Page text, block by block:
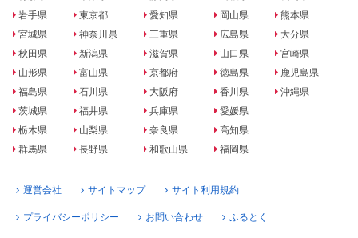
岩手県
宮城県
秋田県
山形県
福島県
茨城県
栃木県
群馬県
東京都
神奈川県
新潟県
富山県
石川県
福井県
山梨県
長野県
愛知県
三重県
滋賀県
京都府
大阪府
兵庫県
奈良県
和歌山県
岡山県
広島県
山口県
徳島県
香川県
愛媛県
高知県
福岡県
熊本県
大分県
宮崎県
鹿児島県
沖縄県
運営会社 サイトマップ サイト利用規約
プライバシーポリシー お問い合わせ ふるとく